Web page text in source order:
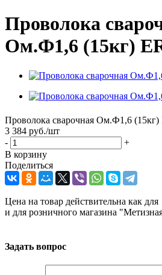
Проволока
Ом.Ф1,6 (15кг)
Проволока сварочная Ом.Ф1,6 (15кг)
3 384 руб./шт
-
+
В корзину
Поделиться
Цена на товар действительна как
и для розничного магазина
Задать вопрос